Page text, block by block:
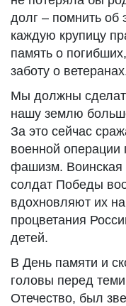
долг – помнить об
каждую крупицу
память о
заботу о
Мы должны
нашу землю
За это сейчас
военной операции
фашизм. Воинская
солдат Победы
вдохновляют их
процветания
детей.
В День памяти и
головы перед
Отечество, был